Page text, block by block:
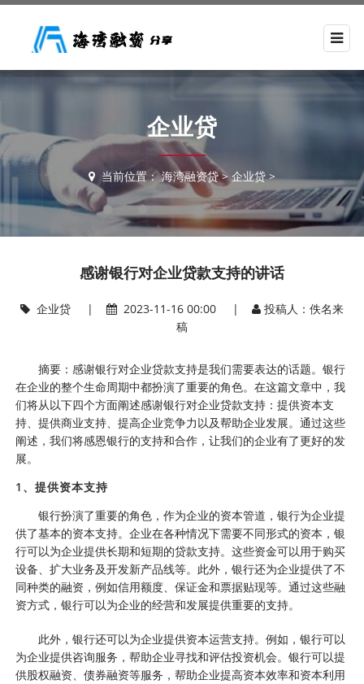
企业贷
当前位置：海湾融资贷>企业贷>
感谢银行对企业贷款支持的讲话
企业贷| 2023-11-16 00:00 |
投稿人：佚名来
稿
摘要：感谢银行对企业贷款支持是我们需要表达的话题。银行
在企业的整个生命周期中都扮演了重要的角色。在这篇文章中，我
们将从以下四个方面阐述感谢银行对企业贷款支持：提供资本支
持、提供商业支持、提高企业竞争力以及帮助企业发展。通过这些
阐述，我们将感恩银行的支持和合作，让我们的企业有了更好的发
展。
1、提供资本支持
银行扮演了重要的角色，作为企业的资本管道，银行为企业提
供了基本的资本支持。企业在各种情况下需要不同形式的资本，银
行可以为企业提供长期和短期的贷款支持。这些资金可以用于购买
设备、扩大业务及开发新产品线等。此外，银行还为企业提供了不
同种类的融资，例如信用额度、保证金和票据贴现等。通过这些融
资方式，银行可以为企业的经营和发展提供重要的支持。
此外，银行还可以为企业提供资本运营支持。例如，银行可以
为企业提供咨询服务，帮助企业寻找和评估投资机会。银行可以提
供股权融资、债券融资等服务，帮助企业提高资本效率和资本利用